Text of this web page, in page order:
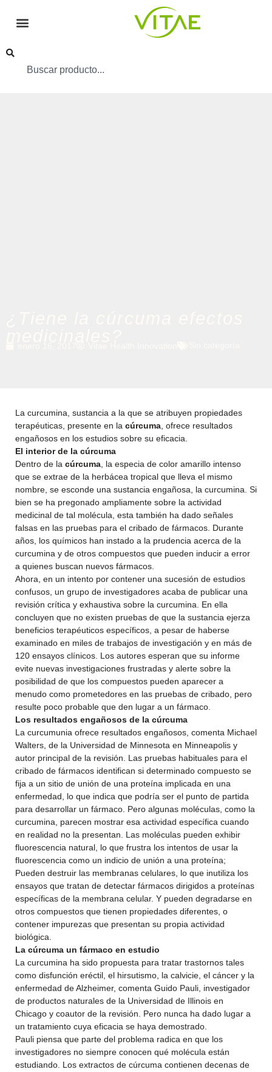
La curcumina, sustancia a la que se atribuyen propiedades
terapéuticas, presente en la cúrcuma , ofrece resultados
engañosos en los estudios sobre su eficacia.
El interior de la cúrcuma
Dentro de la cúrcuma , la especia de color amarillo intenso
que se extrae de la herbácea tropical que lleva el mismo
nombre, se esconde una sustancia engañosa, la curcumina . Si
bien se ha pregonado ampliamente sobre la actividad
medicinal de tal molécula, esta también ha dado señales
falsas en las pruebas para el cribado de fármacos. Durante
años, los químicos han instado a la prudencia acerca de la
curcumina y de otros compuestos que pueden inducir a error
a quienes buscan nuevos fármacos.
Ahora, en un intento por contener una sucesión de estudios
confusos, un grupo de investigadores acaba de publicar una
revisión crítica y exhaustiva sobre la curcumina. En ella
concluyen que no existen pruebas de que la sustancia ejerza
beneficios terapéuticos específicos, a pesar de haberse
examinado en miles de trabajos de investigación y en más de
120 ensayos clínicos. Los autores esperan que su informe
evite nuevas investigaciones frustradas y alerte sobre la
posibilidad de que los compuestos pueden aparecer a
menudo como prometedores en las pruebas de cribado, pero
resulte poco probable que den lugar a un fármaco.
Los resultados engañosos de la cúrcuma
La curcumunia ofrece resultados engañosos, comenta Michael
Walters, de la Universidad de Minnesota en Minneapolis y
autor principal de la revisión. Las pruebas habituales para el
cribado de fármacos identifican si determinado compuesto se
fija a un sitio de unión de una proteína implicada en una
enfermedad, lo que indica que podría ser el punto de partida
para desarrollar un fármaco. Pero algunas moléculas, como la
curcumina, parecen mostrar esa actividad específica cuando
en realidad no la presentan. Las moléculas pueden exhibir
fluorescencia natural, lo que frustra los intentos de usar la
fluorescencia como un indicio de unión a una proteína;
Pueden destruir las membranas celulares, lo que inutiliza los
ensayos que tratan de detectar fármacos dirigidos a proteínas
específicas de la membrana celular. Y pueden degradarse en
otros compuestos que tienen propiedades diferentes, o
contener impurezas que presentan su propia actividad
biológica.
La cúrcuma un fármaco en estudio
La curcumina ha sido propuesta para tratar trastornos tales
como disfunción eréctil, el hirsutismo, la calvicie, el cáncer y la
enfermedad de Alzheimer, comenta Guido Pauli, investigador
de productos naturales de la Universidad de Illinois en
Chicago y coautor de la revisión. Pero nunca ha dado lugar a
un tratamiento cuya eficacia se haya demostrado.
Pauli piensa que parte del problema radica en que los
investigadores no siempre conocen qué molécula están
estudiando. Los extractos de cúrcuma contienen decenas de